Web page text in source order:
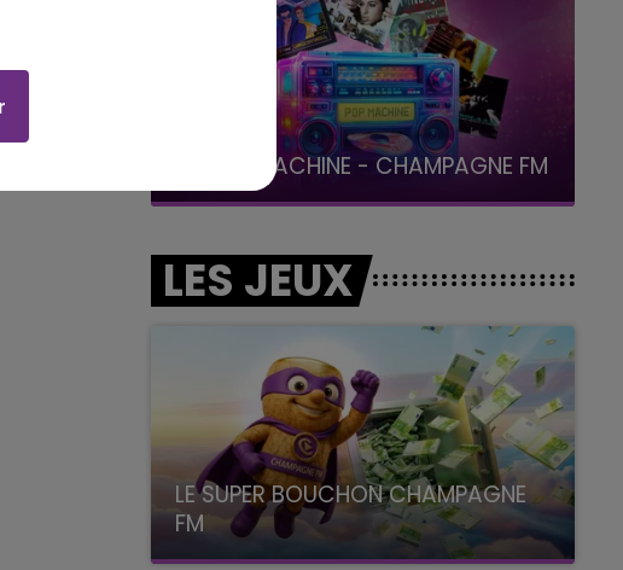
LA POP MACHINE - CHAMPAGNE FM
LES JEUX
LE SUPER BOUCHON CHAMPAGNE
FM
avec La Famille Champagne FM, à 8H10